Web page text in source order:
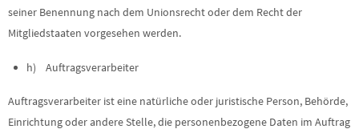
seiner Benennung nach dem Unionsrecht oder dem Recht der
Mitgliedstaaten vorgesehen werden.
h) Auftragsverarbeiter
Auftragsverarbeiter ist eine natürliche oder juristische Person, Behörde,
Einrichtung oder andere Stelle, die personenbezogene Daten im Auftrag